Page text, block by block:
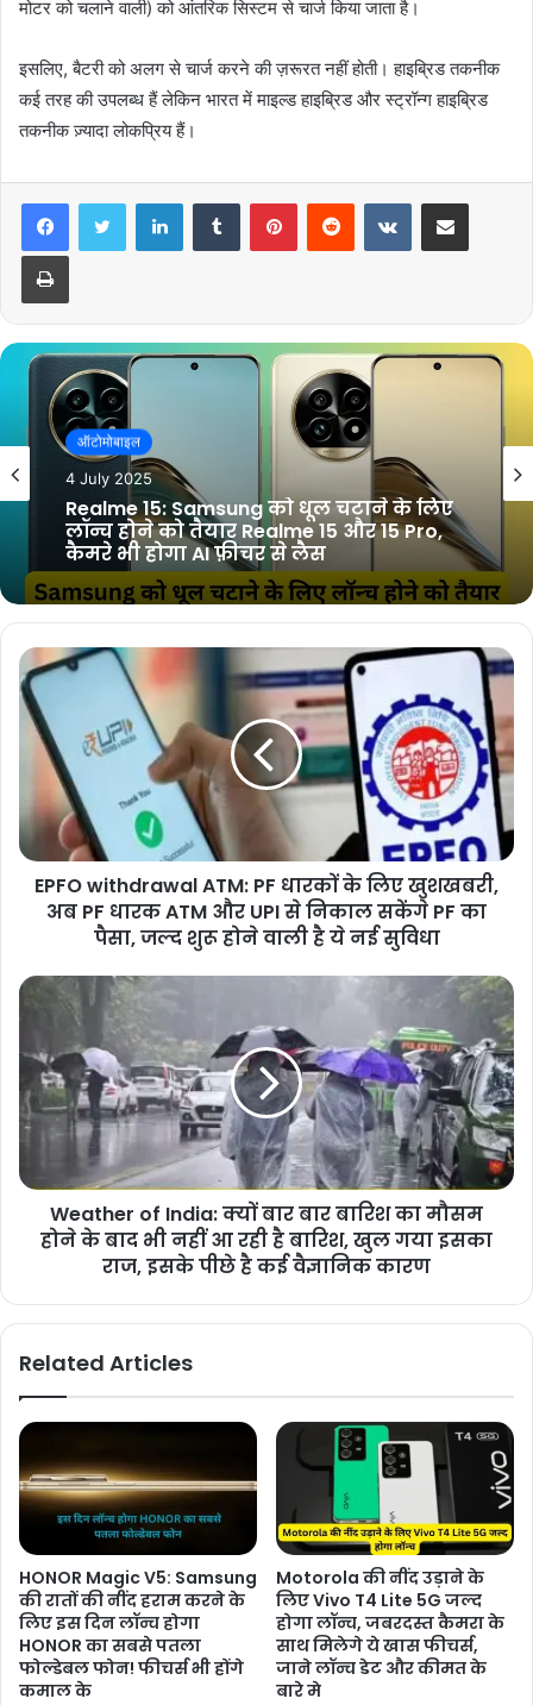
मोटर को चलाने वाली) को आंतरिक सिस्टम से चार्ज किया जाता है।
इसलिए, बैटरी को अलग से चार्ज करने की ज़रूरत नहीं होती। हाइब्रिड तकनीक
कई तरह की उपलब्ध हैं लेकिन भारत में माइल्ड हाइब्रिड और स्ट्रॉन्ग हाइब्रिड
तकनीक ज़्यादा लोकप्रिय हैं।
ऑटोमोबाइल
4 July 2025
Realme 15: Samsung को धूल चटाने के लिए
लॉन्च होने को तैयार Realme 15 और 15 Pro,
कैमरे भी होगा AI फ़ीचर से लैस
ऑटोमोबाइल
1 July 2025
युवाओ के दिलों पर राज करने आ रहा है iPhone
17, iPhone 16 से मिल सकता है बड़ा डिस्प्ले!
कुछ खास फीचर्स से होगा लैस
EPFO withdrawal ATM: PF धारकों के लिए खुशखबरी,
अब PF धारक ATM और UPI से निकाल सकेंगे PF का
पैसा, जल्द शुरू होने वाली है ये नई सुविधा
Weather of India: क्यों बार बार बारिश का मौसम
होने के बाद भी नहीं आ रही है बारिश, खुल गया इसका
राज, इसके पीछे है कई वैज्ञानिक कारण
Related Articles
HONOR Magic V5: Samsung
की रातों की नींद हराम करने के
लिए इस दिन लॉन्च होगा
HONOR का सबसे पतला
फोल्डेबल फोन! फीचर्स भी होंगे
कमाल के
Motorola की नींद उड़ाने के
लिए Vivo T4 Lite 5G जल्द
होगा लॉन्च, जबरदस्त कैमरा के
साथ मिलेगे ये खास फीचर्स,
जाने लॉन्च डेट और कीमत के
बारे मे